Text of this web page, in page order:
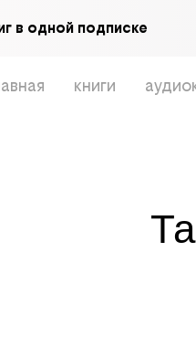
в одной подписке
книги